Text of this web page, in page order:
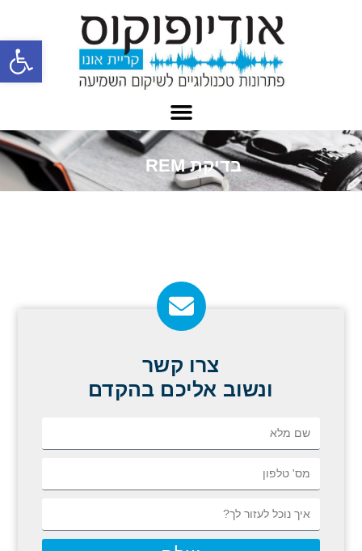
בדיקת REM
צרו קשר
ונשוב אליכם בהקדם